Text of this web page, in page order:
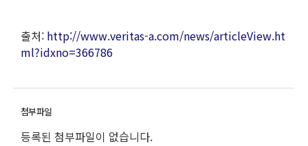
출처: http://www.veritas-a.com/news/articleView.ht
ml?idxno=366786
등록된 첨부파일이 없습니다.